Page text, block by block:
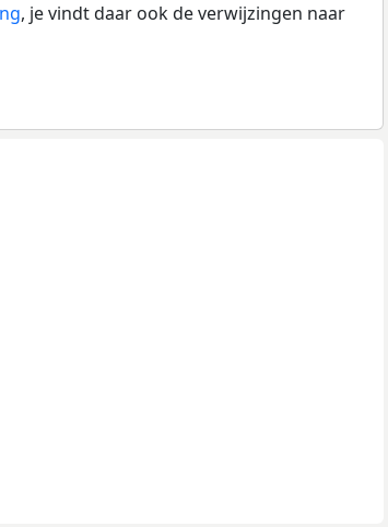
, je vindt daar ook de verwijzingen naar